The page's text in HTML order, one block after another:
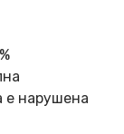
е нарушена